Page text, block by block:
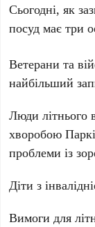
Сьогодні, як
посуд має три
Ветерани та
найбільший
Люди літнього
хворобою
проблеми із
Діти з
Вимоги для